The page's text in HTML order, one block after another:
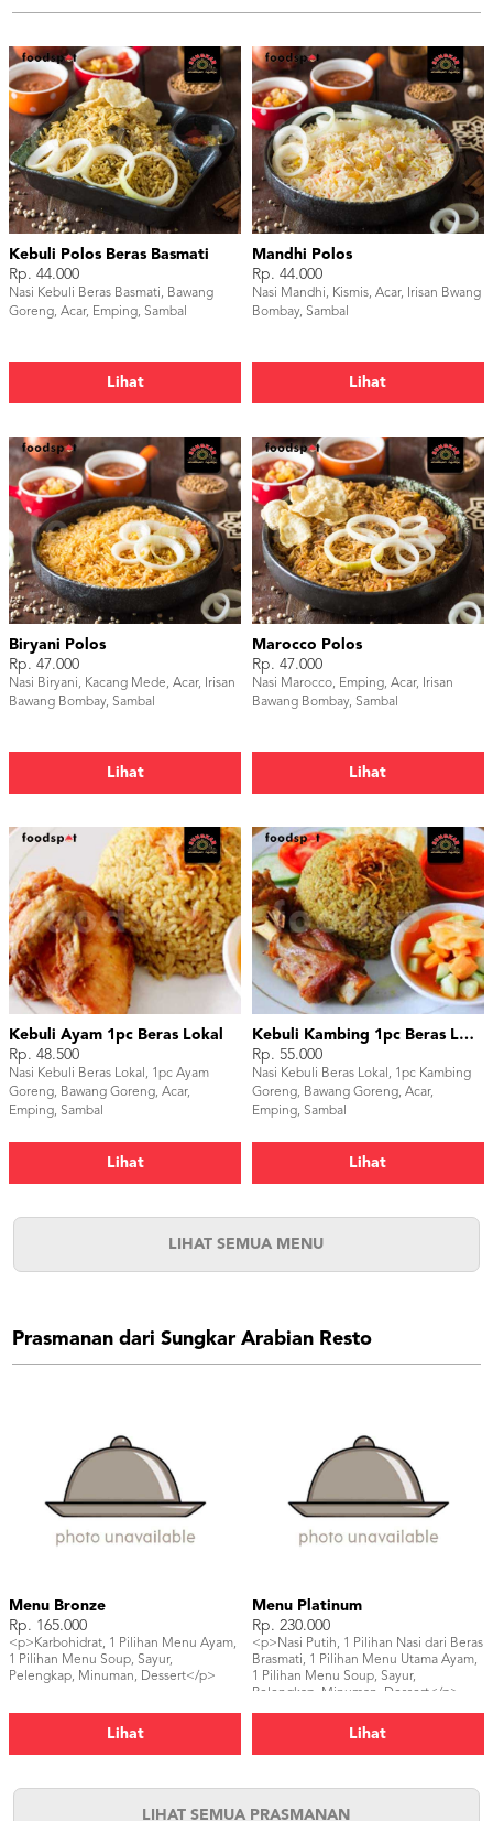
Kebuli Polos Beras Basmati
Rp. 44.000
Nasi Kebuli Beras Basmati, Bawang
Goreng, Acar, Emping, Sambal
Lihat
Mandhi Polos
Rp. 44.000
Nasi Mandhi, Kismis, Acar, Irisan Bwang
Bombay, Sambal
Lihat
Biryani Polos
Rp. 47.000
Nasi Biryani, Kacang Mede, Acar, Irisan
Bawang Bombay, Sambal
Lihat
Marocco Polos
Rp. 47.000
Nasi Marocco, Emping, Acar, Irisan
Bawang Bombay, Sambal
Lihat
Kebuli Ayam 1pc Beras Lokal
Rp. 48.500
Nasi Kebuli Beras Lokal, 1pc Ayam
Goreng, Bawang Goreng, Acar,
Emping, Sambal
Lihat
Kebuli Kambing 1pc Beras Lokal
Rp. 55.000
Nasi Kebuli Beras Lokal, 1pc Kambing
Goreng, Bawang Goreng, Acar,
Emping, Sambal
Lihat
LIHAT SEMUA MENU
Prasmanan dari Sungkar Arabian Resto
Menu Bronze
Rp. 165.000
<p>Karbohidrat, 1 Pilihan Menu Ayam,
1 Pilihan Menu Soup, Sayur,
Pelengkap, Minuman, Dessert</p>
Lihat
Menu Platinum
Rp. 230.000
<p>Nasi Putih, 1 Pilihan Nasi dari Beras
Brasmati, 1 Pilihan Menu Utama Ayam,
1 Pilihan Menu Soup, Sayur,
Pelengkap, Minuman, Dessert</p>
Lihat
LIHAT SEMUA PRASMANAN